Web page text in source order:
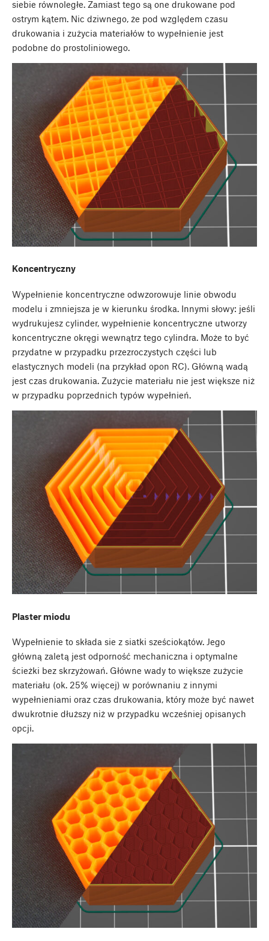
siebie równoległe. Zamiast tego są one drukowane pod
ostrym kątem. Nic dziwnego, że pod względem czasu
drukowania i zużycia materiałów to wypełnienie jest
podobne do prostoliniowego.
Koncentryczny
Wypełnienie koncentryczne odwzorowuje linie obwodu
modelu i zmniejsza je w kierunku środka. Innymi słowy: jeśli
wydrukujesz cylinder, wypełnienie koncentryczne utworzy
koncentryczne okręgi wewnątrz tego cylindra. Może to być
przydatne w przypadku przezroczystych części lub
elastycznych modeli (na przykład opon RC). Główną wadą
jest czas drukowania. Zużycie materiału nie jest większe niż
w przypadku poprzednich typów wypełnień.
Plaster miodu
Wypełnienie to składa sie z siatki sześciokątów. Jego
główną zaletą jest odporność mechaniczna i optymalne
ścieżki bez skrzyżowań. Główne wady to większe zużycie
materiału (ok. 25% więcej) w porównaniu z innymi
wypełnieniami oraz czas drukowania, który może być nawet
dwukrotnie dłuższy niż w przypadku wcześniej opisanych
opcji.